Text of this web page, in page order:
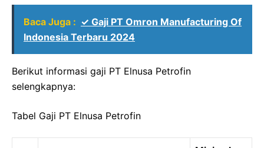
Baca Juga : ✓ Gaji PT Omron Manufacturing Of
Indonesia Terbaru 2024
Berikut informasi gaji PT Elnusa Petrofin
selengkapnya:
Tabel Gaji PT Elnusa Petrofin